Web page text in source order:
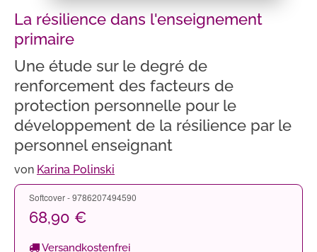
La résilience dans l'enseignement
primaire
Une étude sur le degré de
renforcement des facteurs de
protection personnelle pour le
développement de la résilience par le
personnel enseignant
von Karina Polinski
Softcover - 9786207494590
68,90 €
Versandkostenfrei